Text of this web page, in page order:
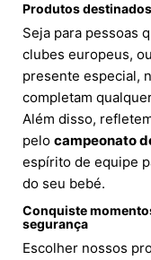
Produtos
Seja para pessoas
clubes europeus,
presente especial,
completam
Além disso,
pelo campeonato
espírito de equipe
do seu bebé.
Conquiste
segurança
Escolher nossos